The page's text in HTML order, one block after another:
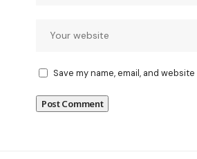
Save my name, email, and